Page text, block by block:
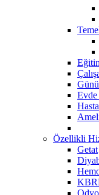
Evde
Özellikli
Getat